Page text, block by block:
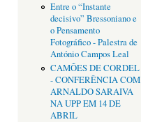
Entre o “Instante
decisivo” Bressoniano e
o Pensamento
Fotográfico - Palestra de
António Campos Leal
CAMÕES DE CORDEL
- CONFERÊNCIA COM
ARNALDO SARAIVA
NA UPP EM 14 DE
ABRIL